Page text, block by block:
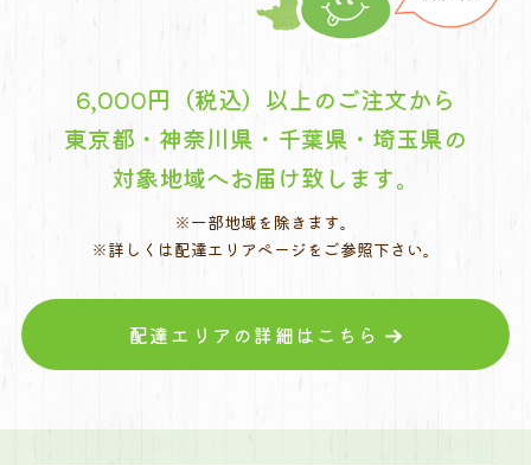
6,000円（税込）以上のご注文から
東京都・神奈川県・千葉県・埼玉県の
対象地域へお届け致します。
※一部地域を除きます。
※詳しくは配達エリアページをご参照下さい。
配達エリアの詳細はこちら